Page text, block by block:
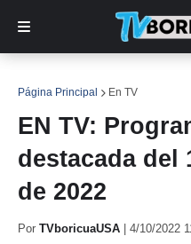
Página Principal En TV
EN TV:
destacada del
de 2022
Por TVboricuaUSA 4/10/2022